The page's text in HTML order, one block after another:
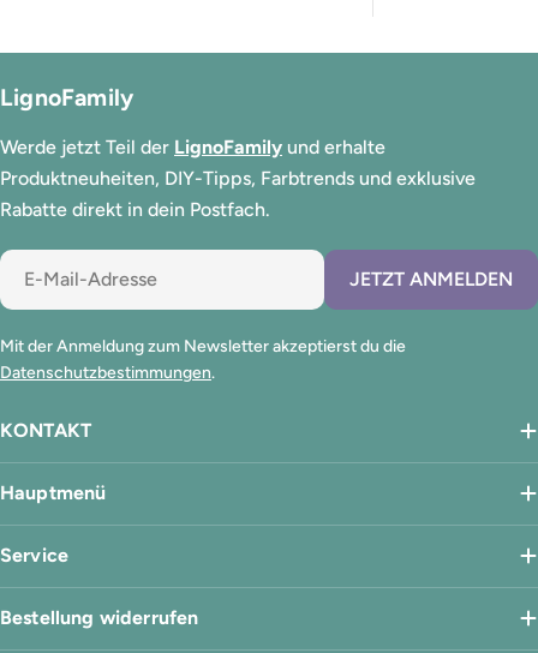
KONTAKT
Hauptmenü
Service
LignoFamily
Werde jetzt Teil der LignoFamily und erhalte
Produktneuheiten, DIY-Tipps, Farbtrends und exklusive
Rabatte direkt in dein Postfach.
E-
Mail
JETZT ANMELDEN
Mit der Anmeldung zum Newsletter akzeptierst du die
Datenschutzbestimmungen.
Bestellung widerrufen